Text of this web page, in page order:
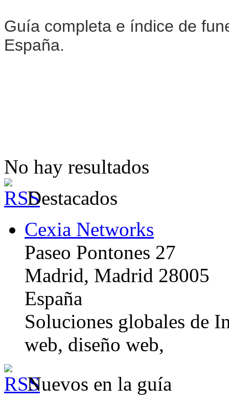
Guía completa e índice de
España.
No hay resultados
Destacados
Cexia Networks
Paseo Pontones 27
Madrid, Madrid 28005
España
Soluciones globales de
web, diseño web,
Nuevos en la guía